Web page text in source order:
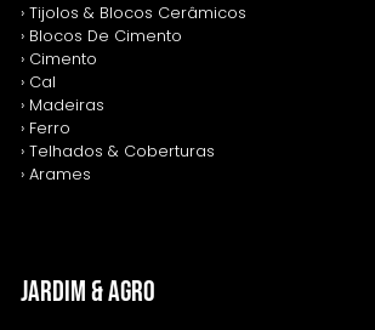
› Tijolos & Blocos Cerâmicos
› Blocos De Cimento
› Cimento
› Cal
› Madeiras
› Ferro
› Telhados & Coberturas
› Arames
JARDIM & AGRO